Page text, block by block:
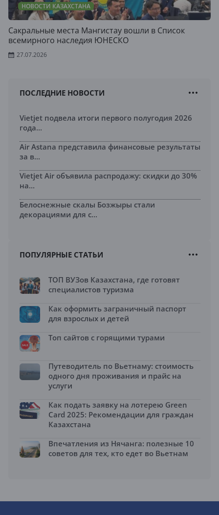
НОВОСТИ КАЗАХСТАНА
Сакральные места Мангистау вошли в Список
всемирного наследия ЮНЕСКО
27.07.2026
ПОСЛЕДНИЕ НОВОСТИ
Vietjet подвела итоги первого полугодия 2026
года...
Air Astana представила финансовые результаты
за в...
Vietjet Air объявила распродажу: скидки до 30%
на...
Белоснежные скалы Бозжыры стали
декорациями для с...
ПОПУЛЯРНЫЕ СТАТЬИ
ТОП ВУЗов Казахстана, где готовят
специалистов туризма
Как оформить заграничный паспорт
для взрослых и детей
Топ сайтов с горящими турами
Путеводитель по Вьетнаму: стоимость
одного дня проживания и прайс на
услуги
Как подать заявку на лотерею Green
Card 2025: Рекомендации для граждан
Казахстана
Впечатления из Нячанга: полезные 10
советов для тех, кто едет во Вьетнам